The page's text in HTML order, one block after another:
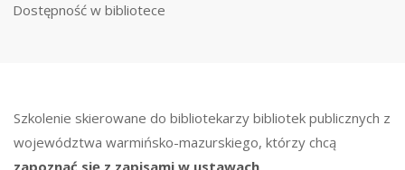
Dostępność w bibliotece
Szkolenie skierowane do bibliotekarzy bibliotek publicznych z
województwa warmińsko-mazurskiego, którzy chcą
zapoznać się z zapisami w ustawach